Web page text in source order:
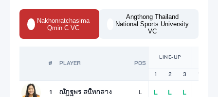
Nakhonratchasima
Qmin C VC
Angthong Thailand
National Sports University
VC
# PLAYER POS
LINE-UP
1 2 3 1
1 ณัฏฐพร สนิทกลาง L L L L